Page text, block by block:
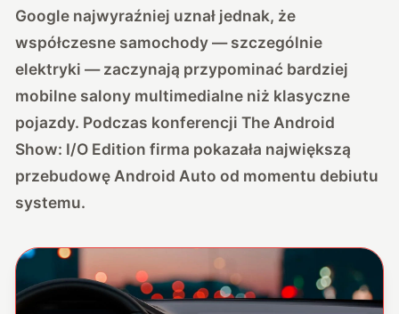
Google najwyraźniej uznał jednak, że
współczesne samochody — szczególnie
elektryki — zaczynają przypominać bardziej
mobilne salony multimedialne niż klasyczne
pojazdy. Podczas konferencji The Android
Show: I/O Edition firma pokazała największą
przebudowę Android Auto od momentu debiutu
systemu.